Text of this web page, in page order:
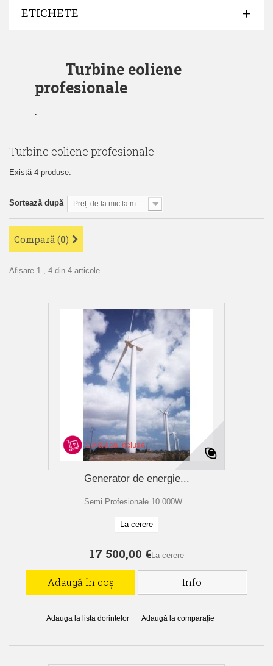
ETICHETE
Turbine eoliene
profesionale
.
Turbine eoliene profesionale
Există 4 produse.
Sortează după Preț: de la mic la mare
Compară (0)
Afișare 1 , 4 din 4 articole
Livraison incluse
Generator de energie...
Semi Profesionale 10 000W...
La cerere
17 500,00 €La cerere
Adaugă în coș Info
Adauga la lista dorintelor Adaugă la comparație